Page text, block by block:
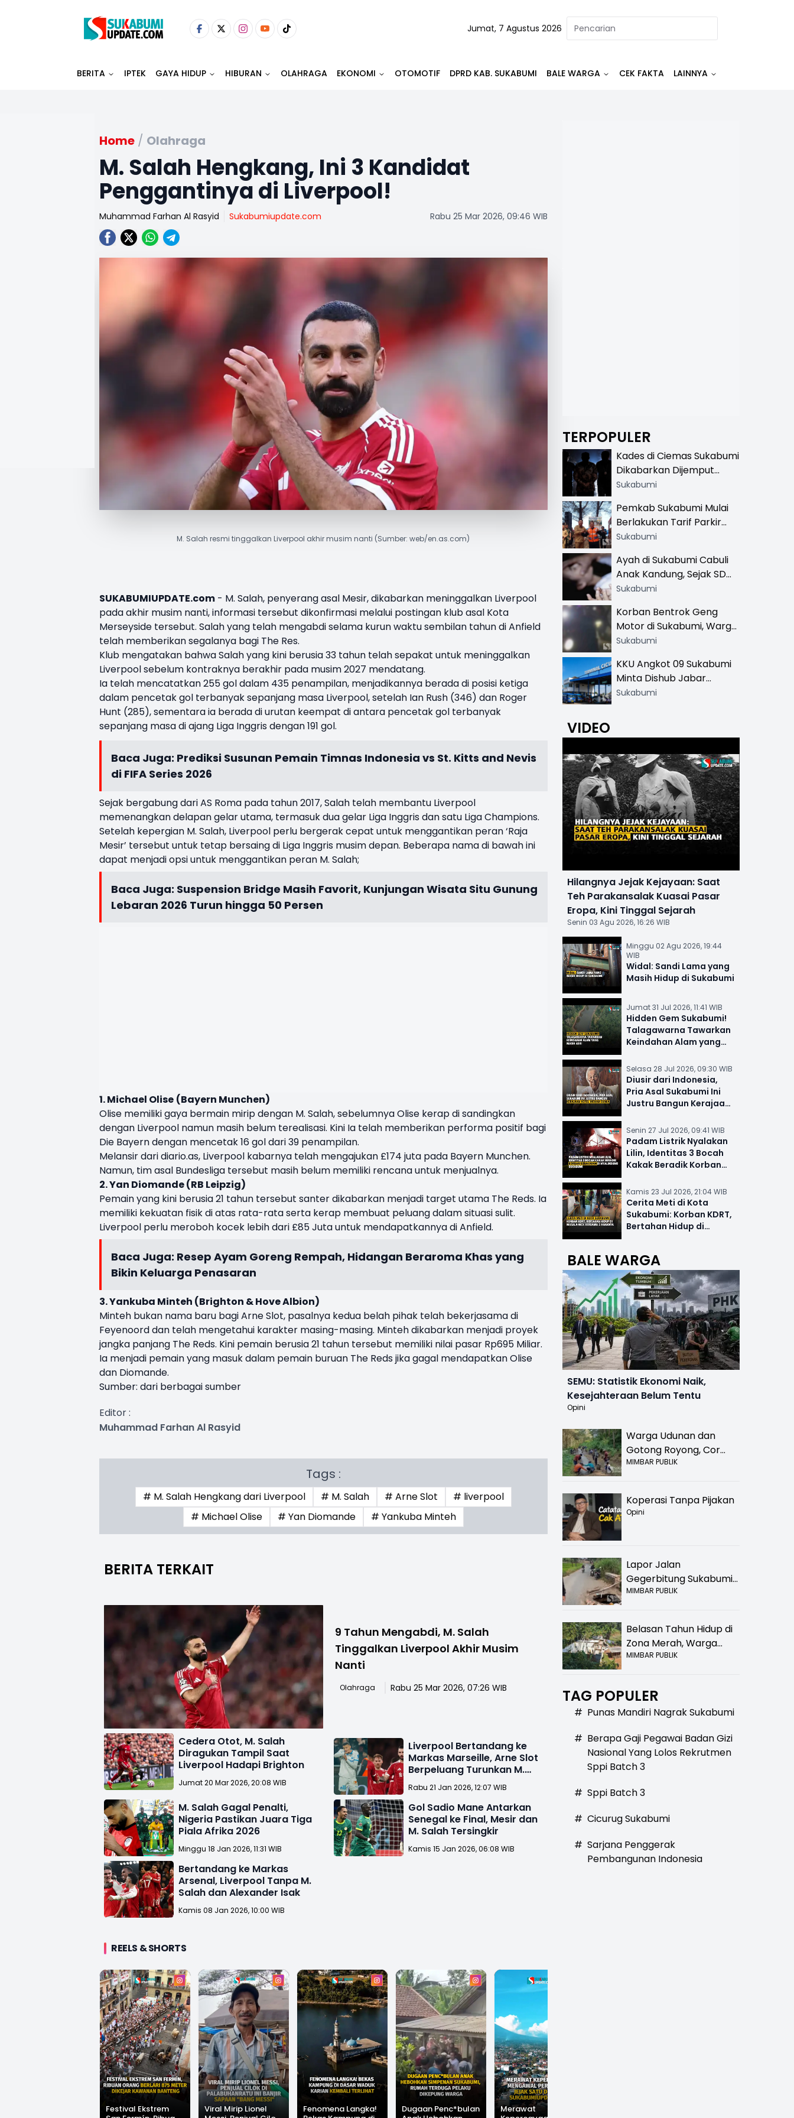
Jumat, 7 Agustus 2026
BERITA IPTEK GAYA HIDUP HIBURAN OLAHRAGA EKONOMI OTOMOTIF DPRD KAB. SUKABUMI BALE WARGA CEK FAKTA LAINNYA
Home / Olahraga
M. Salah Hengkang, Ini 3 Kandidat
Penggantinya di Liverpool!
Muhammad Farhan Al Rasyid Sukabumiupdate.com Rabu 25 Mar 2026, 09:46 WIB
M. Salah resmi tinggalkan Liverpool akhir musim nanti (Sumber: web/en.as.com)
SUKABUMIUPDATE.com - M. Salah, penyerang asal Mesir, dikabarkan meninggalkan Liverpool
pada akhir musim nanti, informasi tersebut dikonfirmasi melalui postingan klub asal Kota
Merseyside tersebut. Salah yang telah mengabdi selama kurun waktu sembilan tahun di Anfield
telah memberikan segalanya bagi The Res.
Klub mengatakan bahwa Salah yang kini berusia 33 tahun telah sepakat untuk meninggalkan
Liverpool sebelum kontraknya berakhir pada musim 2027 mendatang.
Ia telah mencatatkan 255 gol dalam 435 penampilan, menjadikannya berada di posisi ketiga
dalam pencetak gol terbanyak sepanjang masa Liverpool, setelah Ian Rush (346) dan Roger
Hunt (285), sementara ia berada di urutan keempat di antara pencetak gol terbanyak
sepanjang masa di ajang Liga Inggris dengan 191 gol.
Baca Juga: Prediksi Susunan Pemain Timnas Indonesia vs St. Kitts and Nevis
di FIFA Series 2026
Sejak bergabung dari AS Roma pada tahun 2017, Salah telah membantu Liverpool
memenangkan delapan gelar utama, termasuk dua gelar Liga Inggris dan satu Liga Champions.
Setelah kepergian M. Salah, Liverpool perlu bergerak cepat untuk menggantikan peran ‘Raja
Mesir’ tersebut untuk tetap bersaing di Liga Inggris musim depan. Beberapa nama di bawah ini
dapat menjadi opsi untuk menggantikan peran M. Salah;
Baca Juga: Suspension Bridge Masih Favorit, Kunjungan Wisata Situ Gunung
Lebaran 2026 Turun hingga 50 Persen
1. Michael Olise (Bayern Munchen)
Olise memiliki gaya bermain mirip dengan M. Salah, sebelumnya Olise kerap di sandingkan
dengan Liverpool namun masih belum terealisasi. Kini Ia telah memberikan performa positif bagi
Die Bayern dengan mencetak 16 gol dari 39 penampilan.
Melansir dari diario.as, Liverpool kabarnya telah mengajukan £174 juta pada Bayern Munchen.
Namun, tim asal Bundesliga tersebut masih belum memiliki rencana untuk menjualnya.
2. Yan Diomande (RB Leipzig)
Pemain yang kini berusia 21 tahun tersebut santer dikabarkan menjadi target utama The Reds. Ia
memiliki kekuatan fisik di atas rata-rata serta kerap membuat peluang dalam situasi sulit.
Liverpool perlu meroboh kocek lebih dari £85 Juta untuk mendapatkannya di Anfield.
Baca Juga: Resep Ayam Goreng Rempah, Hidangan Beraroma Khas yang
Bikin Keluarga Penasaran
3. Yankuba Minteh (Brighton & Hove Albion)
Minteh bukan nama baru bagi Arne Slot, pasalnya kedua belah pihak telah bekerjasama di
Feyenoord dan telah mengetahui karakter masing-masing. Minteh dikabarkan menjadi proyek
jangka panjang The Reds. Kini pemain berusia 21 tahun tersebut memiliki nilai pasar Rp695 Miliar.
Ia menjadi pemain yang masuk dalam pemain buruan The Reds jika gagal mendapatkan Olise
dan Diomande.
Sumber: dari berbagai sumber
Editor :
Muhammad Farhan Al Rasyid
Tags :
# M. Salah Hengkang dari Liverpool # M. Salah # Arne Slot
# liverpool
# Michael Olise
# Yan Diomande # Yankuba Minteh
BERITA TERKAIT
9 Tahun Mengabdi, M. Salah
Tinggalkan Liverpool Akhir Musim
Nanti
Olahraga Rabu 25 Mar 2026, 07:26 WIB
Cedera Otot, M. Salah
Diragukan Tampil Saat
Liverpool Hadapi Brighton
Jumat 20 Mar 2026, 20:08 WIB
Liverpool Bertandang ke
Markas Marseille, Arne Slot
Berpeluang Turunkan M.
Salah
Rabu 21 Jan 2026, 12:07 WIB
M. Salah Gagal Penalti,
Nigeria Pastikan Juara Tiga
Piala Afrika 2026
Minggu 18 Jan 2026, 11:31 WIB
Gol Sadio Mane Antarkan
Senegal ke Final, Mesir dan
M. Salah Tersingkir
Kamis 15 Jan 2026, 06:08 WIB
Bertandang ke Markas
Arsenal, Liverpool Tanpa M.
Salah dan Alexander Isak
Kamis 08 Jan 2026, 10:00 WIB
REELS & SHORTS
Festival Ekstrem
Viral Mirip Lionel
Fenomena Langka!
Dugaan Penc*bulan
Merawat
TERPOPULER
Kades di Ciemas Sukabumi
Dikabarkan Dijemput
Satnarkoba, Polisi
Sukabumi
Pemkab Sukabumi Mulai
Berlakukan Tarif Parkir
Resmi di 13 Lokasi Wisata,
Khusus
Sukabumi
Ayah di Sukabumi Cabuli
Anak Kandung, Sejak SD
Hingga SMA
Sukabumi
Korban Bentrok Geng
Motor di Sukabumi, Warga
dan Sopir Tangki
Sukabumi
KKU Angkot 09 Sukabumi
Minta Dishub Jabar
Tertibkan Trayek Ciawi-
Sukabumi
VIDEO
Hilangnya Jejak Kejayaan: Saat
Teh Parakansalak Kuasai Pasar
Eropa, Kini Tinggal Sejarah
Senin 03 Agu 2026, 16:26 WIB
Minggu 02 Agu 2026, 19:44
WIB
Widal: Sandi Lama yang
Masih Hidup di Sukabumi
Jumat 31 Jul 2026, 11:41 WIB
Hidden Gem Sukabumi!
Talagawarna Tawarkan
Keindahan Alam yang
Selasa 28 Jul 2026, 09:30 WIB
Diusir dari Indonesia,
Pria Asal Sukabumi Ini
Justru Bangun Kerajaan
Senin 27 Jul 2026, 09:41 WIB
Padam Listrik Nyalakan
Lilin, Identitas 3 Bocah
Kakak Beradik Korban
Kamis 23 Jul 2026, 21:04 WIB
Cerita Meti di Kota
Sukabumi: Korban KDRT,
Bertahan Hidup di
BALE WARGA
SEMU: Statistik Ekonomi Naik,
Kesejahteraan Belum Tentu
Opini
Warga Udunan dan
Gotong Royong, Cor
Jalan Hancur di
MIMBAR PUBLIK
Koperasi Tanpa Pijakan
Opini
Lapor Jalan
Gegerbitung Sukabumi
Bolong! Bahaya Bagi
MIMBAR PUBLIK
Belasan Tahun Hidup di
Zona Merah, Warga
Kampung Nangewer
Relokasi
MIMBAR PUBLIK
TAG POPULER
# Punas Mandiri Nagrak Sukabumi
# Berapa Gaji Pegawai Badan Gizi
Nasional Yang Lolos Rekrutmen
Sppi Batch 3
# Sppi Batch 3
# Cicurug Sukabumi
# Sarjana Penggerak
Pembangunan Indonesia